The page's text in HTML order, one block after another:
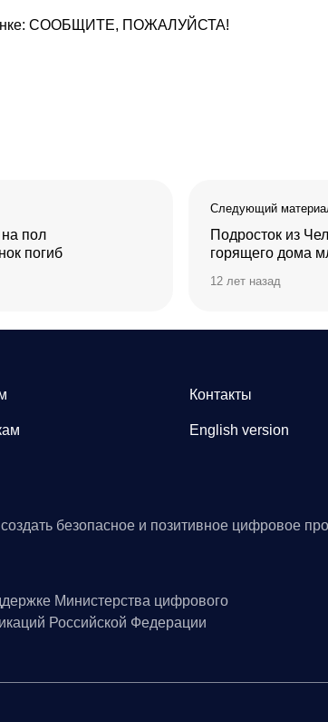
СООБЩИТЕ, ПОЖАЛУЙСТА!
пол
погиб
Следующий
Подросток из
горящего дома
12 лет назад
Контакты
English version
безопасное и позитивное цифровое
Министерства цифрового
Российской Федерации